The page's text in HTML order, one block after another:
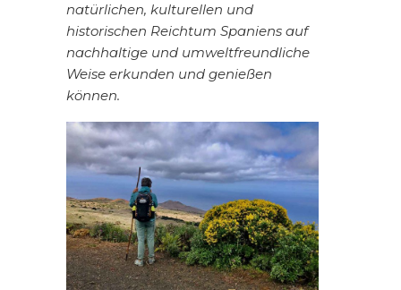
natürlichen, kulturellen und
historischen Reichtum Spaniens auf
nachhaltige und umweltfreundliche
Weise erkunden und genießen
können.